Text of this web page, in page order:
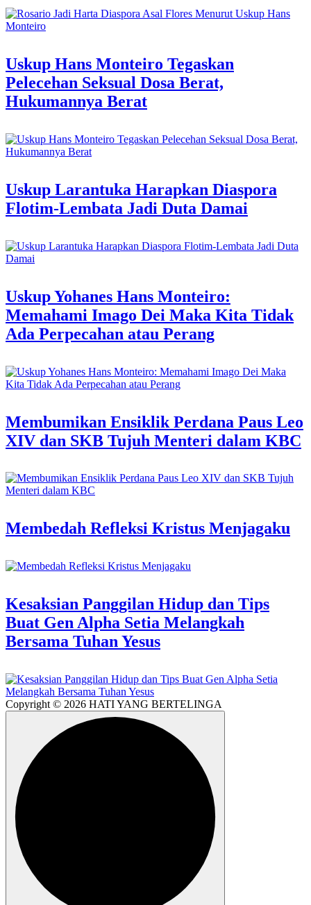
Uskup Hans Monteiro Tegaskan
Pelecehan Seksual Dosa Berat,
Hukumannya Berat
Uskup Larantuka Harapkan Diaspora
Flotim-Lembata Jadi Duta Damai
Uskup Yohanes Hans Monteiro:
Memahami Imago Dei Maka Kita Tidak
Ada Perpecahan atau Perang
Membumikan Ensiklik Perdana Paus Leo
XIV dan SKB Tujuh Menteri dalam KBC
Membedah Refleksi Kristus Menjagaku
Kesaksian Panggilan Hidup dan Tips
Buat Gen Alpha Setia Melangkah
Bersama Tuhan Yesus
Copyright © 2026 HATI YANG BERTELINGA